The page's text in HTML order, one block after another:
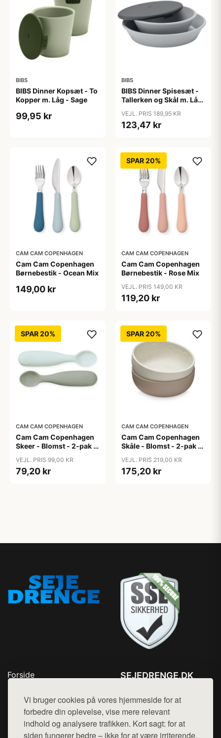
Vi bruger cookies på vores hjemmeside for at
forbedre din oplevelse, vise mere relevant
indhold og analysere trafikken. Kort sagt: for at
siden fungerer bedre – ikke for at være irriterende.
BIBS
BIBS Dinner Kopsæt - To
Kopper m. Låg - Sage
99,95 kr
BIBS
BIBS Dinner Spisesæt -
Tallerken og Skål m. Låg
VEJL. PRIS 189,95 KR
123,47 kr
CAM CAM COPENHAGEN
Cam Cam Copenhagen
Børnebestik - Ocean Mix
149,00 kr
SPAR 20%
CAM CAM COPENHAGEN
Cam Cam Copenhagen
Børnebestik - Rose Mix
VEJL. PRIS 149,00 KR
119,20 kr
SPAR 20%
CAM CAM COPENHAGEN
Cam Cam Copenhagen
Skeer - Blomst - 2-pak -
VEJL. PRIS 99,00 KR
79,20 kr
SPAR 20%
CAM CAM COPENHAGEN
Cam Cam Copenhagen
Skåle - Blomst - 2-pak -
VEJL. PRIS 219,00 KR
175,20 kr
Forside
Top Rabatter
Kontakt
SEJEDRENGE.DK
Mail: hej@want.dk
Cookie- og privatlivspolitik